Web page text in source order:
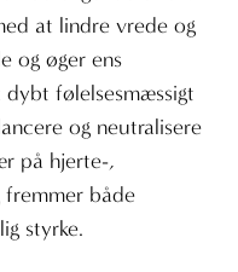
at lindre vrede og
og øger ens
dybt følelsesmæssigt
og neutralisere
på hjerte-,
fremmer både
styrke.